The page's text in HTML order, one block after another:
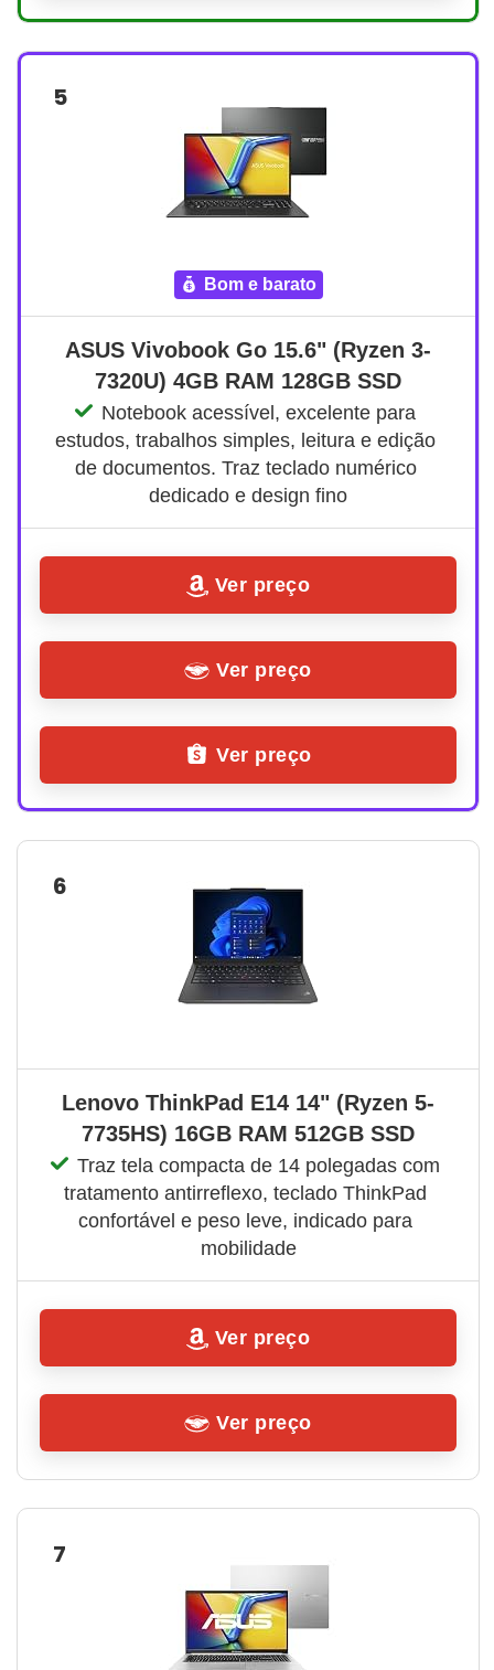
5
bom e barato
ASUS Vivobook Go 15.6" (Ryzen 3-
7320U) 4GB RAM 128GB SSD
Notebook acessível, excelente para
estudos, trabalhos simples, leitura e edição
de documentos. Traz teclado numérico
dedicado e design fino
Ver preço
Ver preço
Ver preço
6
Lenovo ThinkPad E14 14" (Ryzen 5-
7735HS) 16GB RAM 512GB SSD
Traz tela compacta de 14 polegadas com
tratamento antirreflexo, teclado ThinkPad
confortável e peso leve, indicado para
mobilidade
Ver preço
Ver preço
7